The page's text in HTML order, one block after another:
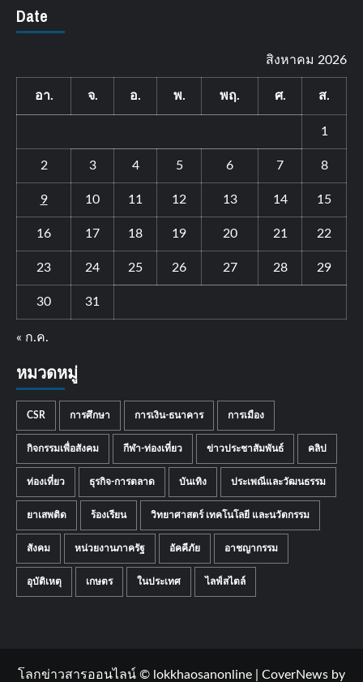
Date
สิงหาคม 2026
อา. จ. อ. พ. พฤ. ศ. ส.
1
2 3 4 5 6 7 8
9 10 11 12 13 14 15
16 17 18 19 20 21 22
23 24 25 26 27 28 29
30 31
« ก.ค.
หมวดหมู่
CSR การศึกษา การเงิน-ธนาคาร การเมือง
กิจกรรมเพื่อสังคม กีฬา-ท่องเที่ยว ข่าวประชาสัมพันธ์ คลิป
ท่องเที่ยว ธุรกิจ-การตลาด บันเทิง ประเพณีและวัฒนธรรม
ยาเสพติด ร้องเรียน วิทยาศาสตร์ เทคโนโลยี และนวัตกรรม
สังคม หน่วยงานภาครัฐ อัคคีภัย อาชญากรรม
อุบัติเหตุ เกษตร ในประเทศ ไลฟ์สไตล์
โลกข่าวสารออนไลน์ © lokkhaosanonline CoverNews by